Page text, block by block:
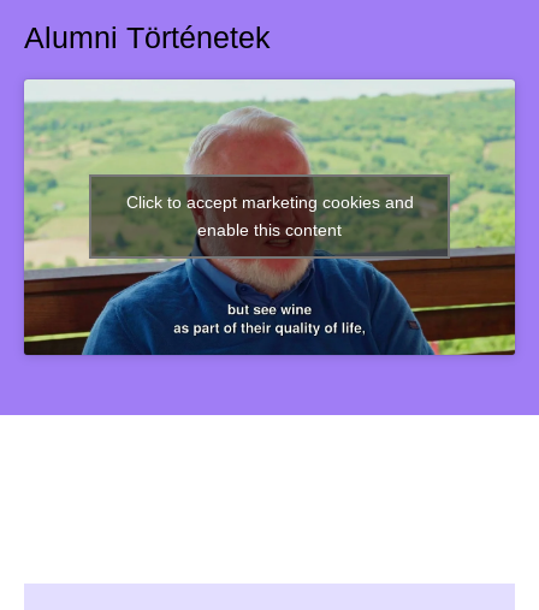
Alumni Történetek
Click to accept marketing cookies and
enable this content